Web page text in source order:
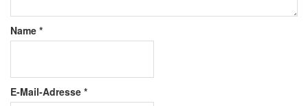
Name *
E-Mail-Adresse *